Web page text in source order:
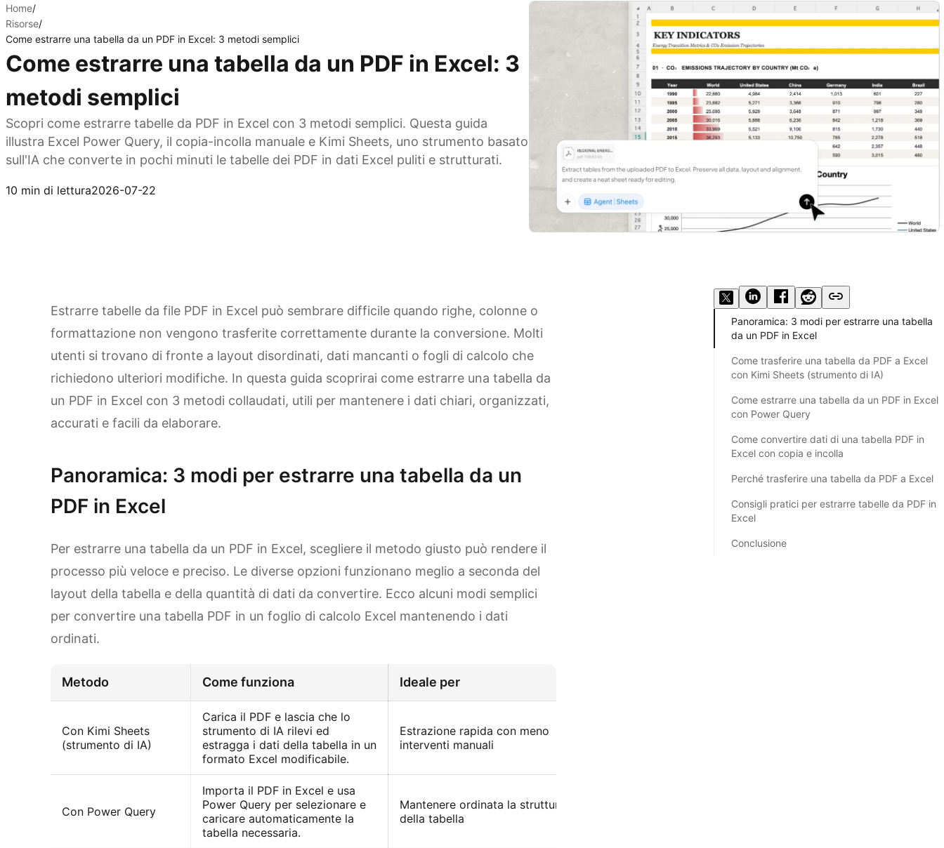
Home/
Risorse/
Come estrarre una tabella da un PDF in Excel: 3 metodi semplici
Come estrarre una tabella da un PDF in Excel: 3
metodi semplici
Scopri come estrarre tabelle da PDF in Excel con 3 metodi semplici. Questa guida
illustra Excel Power Query, il copia-incolla manuale e Kimi Sheets, uno strumento basato
sull'IA che converte in pochi minuti le tabelle dei PDF in dati Excel puliti e strutturati.
10 min di lettura2026-07-22
Estrarre tabelle da file PDF in Excel può sembrare difficile quando righe, colonne o
formattazione non vengono trasferite correttamente durante la conversione. Molti
utenti si trovano di fronte a layout disordinati, dati mancanti o fogli di calcolo che
richiedono ulteriori modifiche. In questa guida scoprirai come estrarre una tabella da
un PDF in Excel con 3 metodi collaudati, utili per mantenere i dati chiari, organizzati,
accurati e facili da elaborare.
Panoramica: 3 modi per estrarre una tabella da un
PDF in Excel
Per estrarre una tabella da un PDF in Excel, scegliere il metodo giusto può rendere il
processo più veloce e preciso. Le diverse opzioni funzionano meglio a seconda del
layout della tabella e della quantità di dati da convertire. Ecco alcuni modi semplici
per convertire una tabella PDF in un foglio di calcolo Excel mantenendo i dati
ordinati.
Metodo Come funziona Ideale per
Con Kimi Sheets
(strumento di IA)
Carica il PDF e lascia che lo
strumento di IA rilevi ed
estragga i dati della tabella in un
formato Excel modificabile.
Estrazione rapida con meno
interventi manuali
Con Power Query
Importa il PDF in Excel e usa
Power Query per selezionare e
caricare automaticamente la
tabella necessaria.
Mantenere ordinata la struttura
della tabella
Panoramica: 3 modi per estrarre una tabella
da un PDF in Excel
Come trasferire una tabella da PDF a Excel
con Kimi Sheets (strumento di IA)
Come estrarre una tabella da un PDF in Excel
con Power Query
Come convertire dati di una tabella PDF in
Excel con copia e incolla
Perché trasferire una tabella da PDF a Excel
Consigli pratici per estrarre tabelle da PDF in
Excel
Conclusione